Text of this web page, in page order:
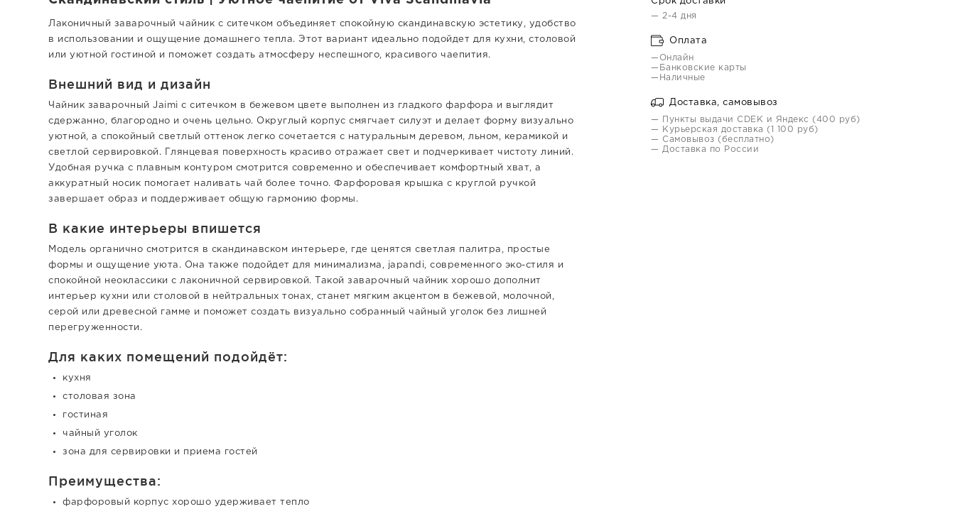
— 2-4 дня
Оплата
—Онлайн
—Банковские карты
—Наличные
Доставка, самовывоз
— Пункты выдачи CDEK и Яндекс (400 руб)
— Курьерская доставка (1 100 руб)
— Самовывоз (бесплатно)
— Доставка по России
Лаконичный заварочный чайник с ситечком объединяет спокойную скандинавскую эстетику, удобство
в использовании и ощущение домашнего тепла. Этот вариант идеально подойдет для кухни, столовой
или уютной гостиной и поможет создать атмосферу неспешного, красивого чаепития.
Внешний вид и дизайн
Чайник заварочный Jaimi с ситечком в бежевом цвете выполнен из гладкого фарфора и выглядит
сдержанно, благородно и очень цельно. Округлый корпус смягчает силуэт и делает форму визуально
уютной, а спокойный светлый оттенок легко сочетается с натуральным деревом, льном, керамикой и
светлой сервировкой. Глянцевая поверхность красиво отражает свет и подчеркивает чистоту линий.
Удобная ручка с плавным контуром смотрится современно и обеспечивает комфортный хват, а
аккуратный носик помогает наливать чай более точно. Фарфоровая крышка с круглой ручкой
завершает образ и поддерживает общую гармонию формы.
В какие интерьеры впишется
Модель органично смотрится в скандинавском интерьере, где ценятся светлая палитра, простые
формы и ощущение уюта. Она также подойдет для минимализма, japandi, современного эко-стиля и
спокойной неоклассики с лаконичной сервировкой. Такой заварочный чайник хорошо дополнит
интерьер кухни или столовой в нейтральных тонах, станет мягким акцентом в бежевой, молочной,
серой или древесной гамме и поможет создать визуально собранный чайный уголок без лишней
перегруженности.
Для каких помещений подойдёт:
кухня
столовая зона
гостиная
чайный уголок
зона для сервировки и приема гостей
Преимущества:
фарфоровый корпус хорошо удерживает тепло